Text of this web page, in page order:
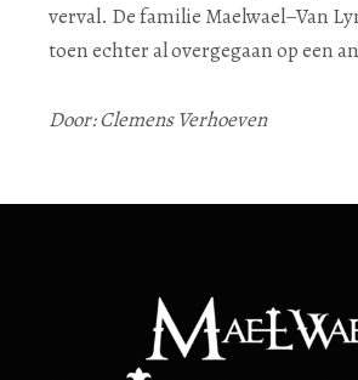
verval. De familie Maelwael–Van
toen echter al overgegaan op een
Door: Clemens Verhoeven